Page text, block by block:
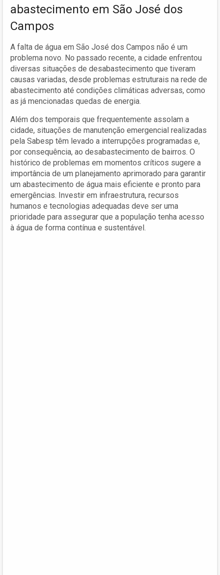
abastecimento em São José dos
Campos
A falta de água em São José dos Campos não é um
problema novo. No passado recente, a cidade enfrentou
diversas situações de desabastecimento que tiveram
causas variadas, desde problemas estruturais na rede de
abastecimento até condições climáticas adversas, como
as já mencionadas quedas de energia.
Além dos temporais que frequentemente assolam a
cidade, situações de manutenção emergencial realizadas
pela Sabesp têm levado a interrupções programadas e,
por consequência, ao desabastecimento de bairros. O
histórico de problemas em momentos críticos sugere a
importância de um planejamento aprimorado para garantir
um abastecimento de água mais eficiente e pronto para
emergências. Investir em infraestrutura, recursos
humanos e tecnologias adequadas deve ser uma
prioridade para assegurar que a população tenha acesso
à água de forma contínua e sustentável.